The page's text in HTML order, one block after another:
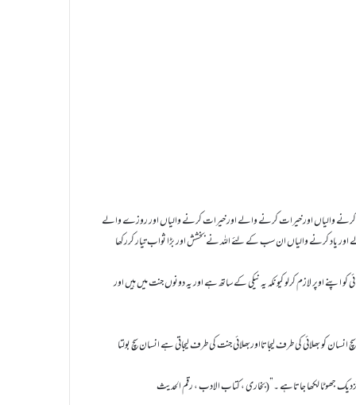
کرنے والیاں اور خیرات کرنے والے اور خیرات کرنے والیاں اور روزے والے
اور یاد کرنے والیاں ان سب کے لئے اللہ نے بخشش اور بڑا ثواب تیار کررکھا
اپنے اوپر لازم کرلو کیونکہ یہ نیکی کے ساتھ ہے اور یہ دونوں جنت میں ہیں اور
کو بھلائی کی طرف لیجاتااوربھلائی جنت کی طرف لیجاتی ہے انسان سچ بولتا
جھوٹا لکھا جاتاہے ۔”(بخاری ، کتاب الادب ، رقم الحدیث